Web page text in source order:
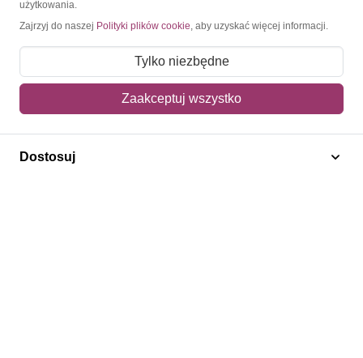
Moje zamówienia
Mój koszyk
Polecamy
użytkowania.
Zajrzyj do naszej Polityki plików cookie, aby uzyskać więcej informacji.
Tylko niezbędne
Zaakceptuj wszystko
Dostosuj